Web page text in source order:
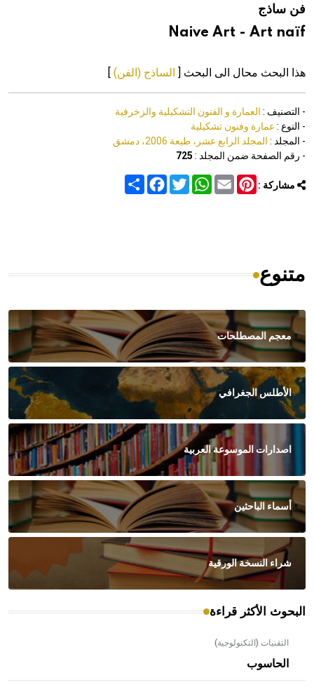
فن ساذج
Naive Art - Art naïf
هذا البحث محال الى البحث [ الساذج (الفن)
- التصنيف : العمارة و الفنون التشكيلية والزخرفية
- النوع : عمارة وفنون تشكيلية
- المجلد : المجلد الرابع عشر، طبعة 2006، دمشق
- رقم الصفحة ضمن المجلد : 725
مشاركة : Share
FacebookTwitter
WhatsAppEmail
Pinterest
متنوع
معجم المصطلحات
الأطلس الجغرافي
اصدارات الموسوعة العربية
أسماء الباحثين
شراء النسخة الورقية
البحوث الأكثر قراءة
التقنيات (التكنولوجية)
الحاسوب